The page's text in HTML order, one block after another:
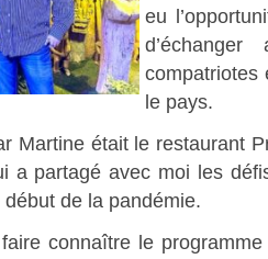
eu
compatriotes
le pays.
Martine était le restaurant
a partagé avec moi les
de la pandémie.
connaître le